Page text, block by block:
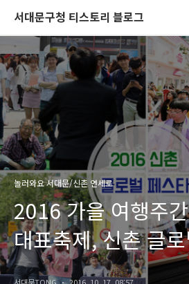
서대문구청 티스토리 블로그
놀러와요 서대문/신촌 연세로
2016 가을 여행주
대표축제, 신촌 글
페스타에서 만나요!